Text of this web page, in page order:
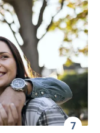
7